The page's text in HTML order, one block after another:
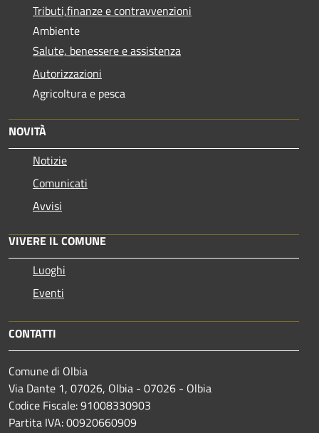
Tributi,finanze e contravvenzioni
Ambiente
Salute, benessere e assistenza
Autorizzazioni
Agricoltura e pesca
NOVITÀ
Notizie
Comunicati
Avvisi
VIVERE IL COMUNE
Luoghi
Eventi
CONTATTI
Comune di Olbia
Via Dante 1, 07026, Olbia - 07026 - Olbia
Codice Fiscale: 91008330903
Partita IVA: 00920660909